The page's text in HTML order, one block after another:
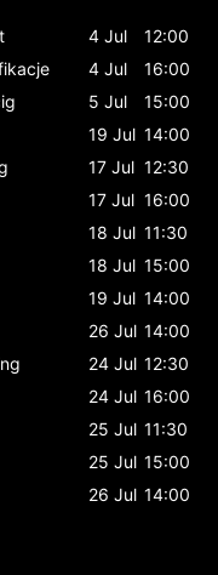
4 Jul
12:00
4 Jul
16:00
5 Jul
15:00
19 Jul 14:00
17 Jul 12:30
17 Jul 16:00
18 Jul 11:30
18 Jul 15:00
19 Jul 14:00
26 Jul 14:00
24 Jul 12:30
24 Jul 16:00
25 Jul 11:30
25 Jul 15:00
26 Jul 14:00